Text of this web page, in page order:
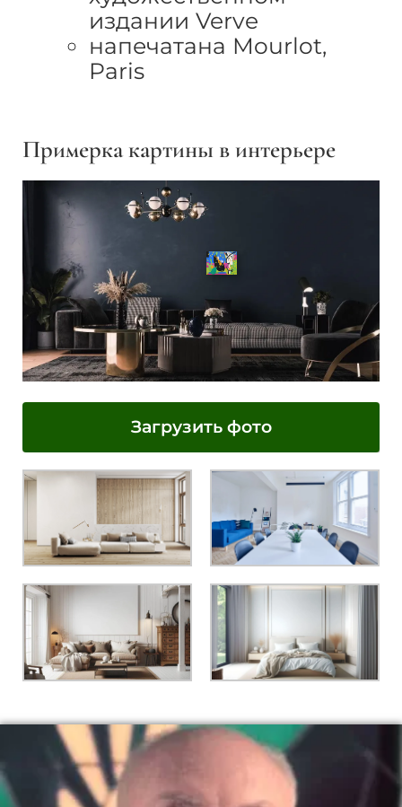
издании Verve
напечатана Mourlot,
Paris
Примерка картины в интерьере
Загрузить фото